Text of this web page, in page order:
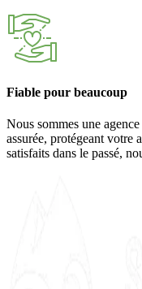
Fiable pour beaucoup
Nous sommes une
assurée, protégeant votre
satisfaits dans le passé,